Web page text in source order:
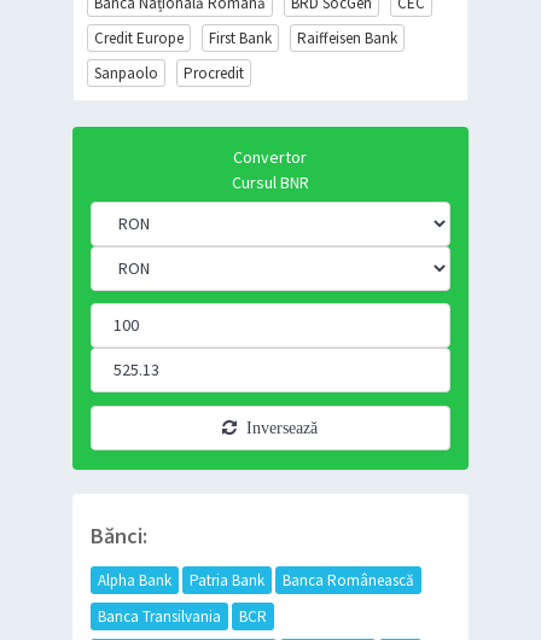
Credit Europe
First Bank
Raiffeisen Bank
Sanpaolo
Procredit
Convertor
Cursul BNR
Inversează
Bănci:
Alpha Bank Patria Bank
Banca Românească
Banca Transilvania
BCR